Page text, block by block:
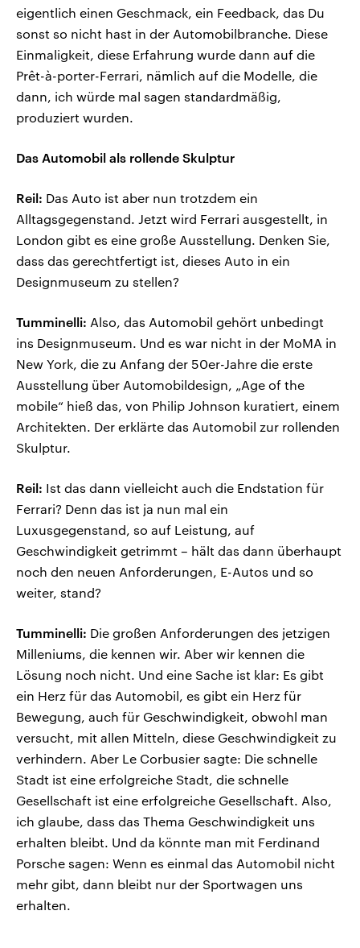
eigentlich einen Geschmack, ein Feedback, das Du
sonst so nicht hast in der Automobilbranche. Diese
Einmaligkeit, diese Erfahrung wurde dann auf die
Prêt-à-porter-Ferrari, nämlich auf die Modelle, die
dann, ich würde mal sagen standardmäßig,
produziert wurden.
Das Automobil als rollende Skulptur
Reil: Das Auto ist aber nun trotzdem ein
Alltagsgegenstand. Jetzt wird Ferrari ausgestellt, in
London gibt es eine große Ausstellung. Denken Sie,
dass das gerechtfertigt ist, dieses Auto in ein
Designmuseum zu stellen?
Tumminelli: Also, das Automobil gehört unbedingt
ins Designmuseum. Und es war nicht in der MoMA in
New York, die zu Anfang der 50er-Jahre die erste
Ausstellung über Automobildesign, „Age of the
mobile“ hieß das, von Philip Johnson kuratiert, einem
Architekten. Der erklärte das Automobil zur rollenden
Skulptur.
Reil: Ist das dann vielleicht auch die Endstation für
Ferrari? Denn das ist ja nun mal ein
Luxusgegenstand, so auf Leistung, auf
Geschwindigkeit getrimmt – hält das dann überhaupt
noch den neuen Anforderungen, E-Autos und so
weiter, stand?
Tumminelli: Die großen Anforderungen des jetzigen
Milleniums, die kennen wir. Aber wir kennen die
Lösung noch nicht. Und eine Sache ist klar: Es gibt
ein Herz für das Automobil, es gibt ein Herz für
Bewegung, auch für Geschwindigkeit, obwohl man
versucht, mit allen Mitteln, diese Geschwindigkeit zu
verhindern. Aber Le Corbusier sagte: Die schnelle
Stadt ist eine erfolgreiche Stadt, die schnelle
Gesellschaft ist eine erfolgreiche Gesellschaft. Also,
ich glaube, dass das Thema Geschwindigkeit uns
erhalten bleibt. Und da könnte man mit Ferdinand
Porsche sagen: Wenn es einmal das Automobil nicht
mehr gibt, dann bleibt nur der Sportwagen uns
erhalten.